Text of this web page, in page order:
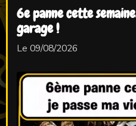
6e panne cette
garage !
Le 09/08/2026